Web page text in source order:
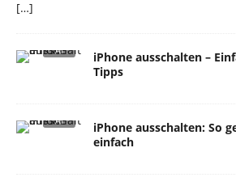
[…]
iPhone ausschalten –
Tipps
iPhone ausschalten: So
einfach